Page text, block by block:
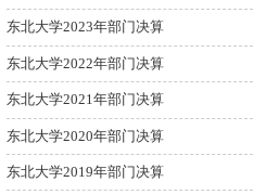
东北大学2023年部门决算
东北大学2022年部门决算
东北大学2021年部门决算
东北大学2020年部门决算
东北大学2019年部门决算